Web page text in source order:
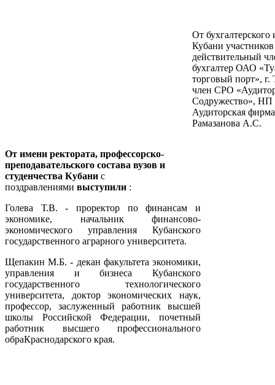
От бухгалтерского
Кубани
действительный
бухгалтер ОАО
торговый порт»,
член СРО
Содружество»,
Аудиторская
Рамазанова А.С.
От имени ректората, профессорско-
преподавательского состава вузов и
студенчества Кубани с
поздравлениями выступили :
Голева Т.В. - проректор по финансам и
экономике, начальник финансово-
экономического управления Кубанского
государственного аграрного университета.
Щепакин М.Б. - декан факультета экономики,
управления и бизнеса Кубанского
государственного технологического
университета, доктор экономических наук,
профессор, заслуженный работник высшей
школы Российской Федерации, почетный
работник высшего профессионального
обраКраснодарского края.